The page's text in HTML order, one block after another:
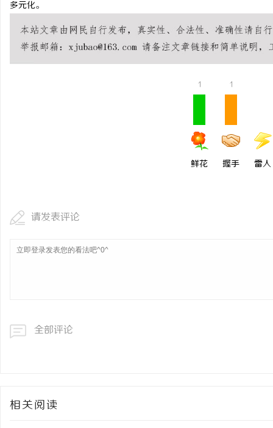
多元化。
1
鲜花
1
握手 雷人
请发表评论
全部评论
相关阅读
徽刑事辩护律师：为您的权利保驾护航 揭秘！专业充电桩项目
哪些行业秘诀？